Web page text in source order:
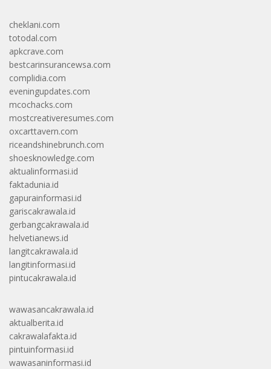
cheklani.com
totodal.com
apkcrave.com
bestcarinsurancewsa.com
complidia.com
eveningupdates.com
mcochacks.com
mostcreativeresumes.com
oxcarttavern.com
riceandshinebrunch.com
shoesknowledge.com
aktualinformasi.id
faktadunia.id
gapurainformasi.id
gariscakrawala.id
gerbangcakrawala.id
helvetianews.id
langitcakrawala.id
langitinformasi.id
pintucakrawala.id
wawasancakrawala.id
aktualberita.id
cakrawalafakta.id
pintuinformasi.id
wawasaninformasi.id